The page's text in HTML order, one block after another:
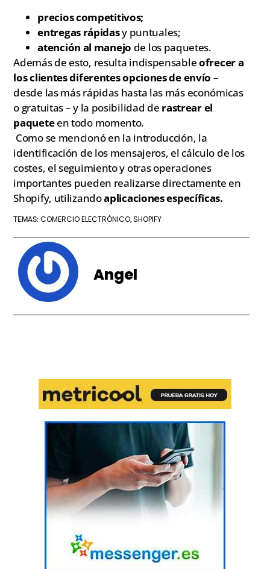
precios competitivos;
entregas rápidasy puntuales;
atención al manejo de los paquetes.
Además de esto, resulta indispensableofrecer a
los clientes diferentes opciones de envío –
desde las más rápidas hasta las más económicas
o gratuitas – y la posibilidad de rastrear el
paqueteen todo momento.
Como se mencionó en la introducción, la
identificación de los mensajeros, el cálculo de los
costes, el seguimiento y otras operaciones
importantes pueden realizarse directamente en
Shopify, utilizandoaplicaciones específicas.
TEMAS:COMERCIO ELECTRÓNICO,SHOPIFY
Angel